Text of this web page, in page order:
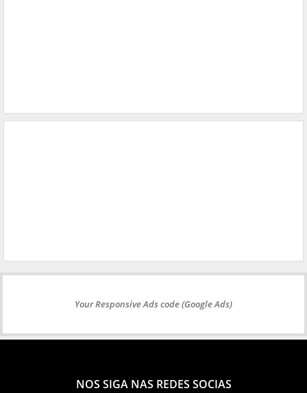
Your Responsive Ads code (Google Ads)
NOS SIGA NAS REDES SOCIAS